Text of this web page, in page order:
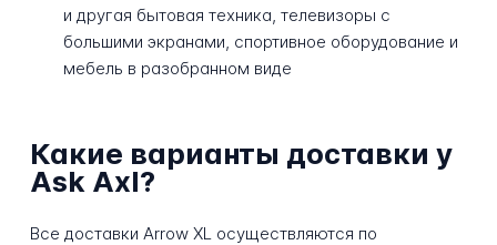
и другая бытовая техника, телевизоры с
большими экранами, спортивное оборудование и
мебель в разобранном виде
Какие варианты доставки у
Ask Axl?
Все доставки Arrow XL осуществляются по